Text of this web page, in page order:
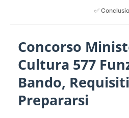
✅
Concorso
Cultura 577
Bando,
Prepararsi